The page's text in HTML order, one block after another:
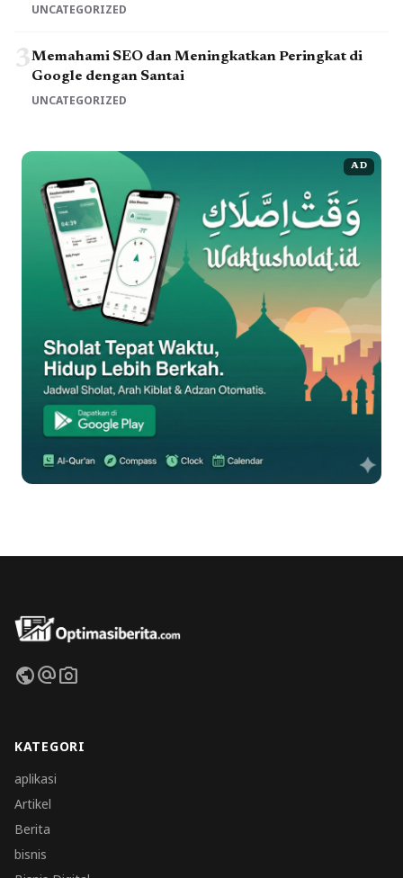
UNCATEGORIZED
3Memahami SEO dan Meningkatkan Peringkat di
Google dengan Santai
UNCATEGORIZED
AD
publicalternate_emailphoto_camera
KATEGORI
aplikasi
Artikel
Berita
bisnis